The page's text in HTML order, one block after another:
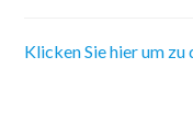
Klicken Sie hier um